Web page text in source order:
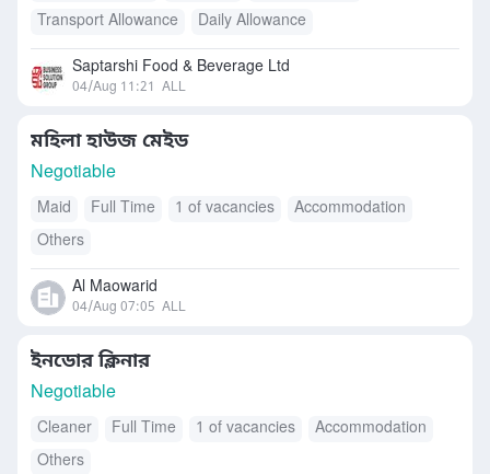
Transport Allowance
Daily Allowance
Saptarshi Food & Beverage Ltd
04/Aug 11:21 ALL
মহিলা হাউজ মেইড
Negotiable
Maid Full Time 1 of vacancies
Accommodation
Others
Al Maowarid
04/Aug 07:05 ALL
ইনডোর ক্লিনার
Negotiable
Cleaner Full Time 1 of vacancies
Accommodation
Others